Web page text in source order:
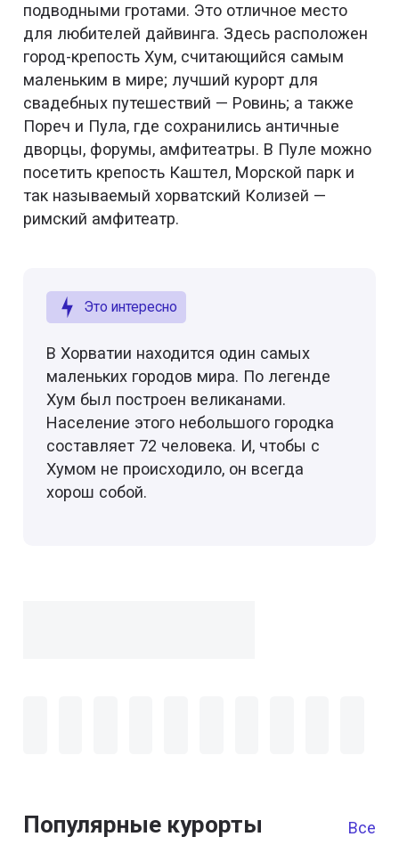
подводными гротами. Это отличное место
для любителей дайвинга. Здесь расположен
город-крепость Хум, считающийся самым
маленьким в мире; лучший курорт для
свадебных путешествий — Ровинь; а также
Пореч и Пула, где сохранились античные
дворцы, форумы, амфитеатры. В Пуле можно
посетить крепость Каштел, Морской парк и
так называемый хорватский Колизей —
римский амфитеатр.
Это интересно
В Хорватии находится один самых
маленьких городов мира. По легенде
Хум был построен великанами.
Население этого небольшого городка
составляет 72 человека. И, чтобы с
Хумом не происходило, он всегда
хорош собой.
Популярные курорты Все